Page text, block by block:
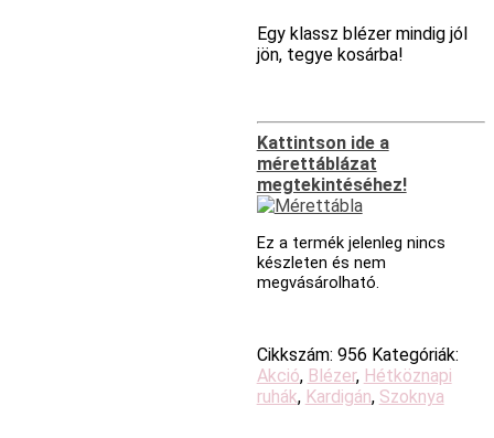
Egy klassz blézer mindig jól
jön, tegye kosárba!
Kattintson ide a
mérettáblázat
megtekintéséhez!
Ez a termék jelenleg nincs
készleten és nem
megvásárolható.
Cikkszám: 956 Kategóriák:
Akció, Blézer, Hétköznapi
ruhák, Kardigán, Szoknya